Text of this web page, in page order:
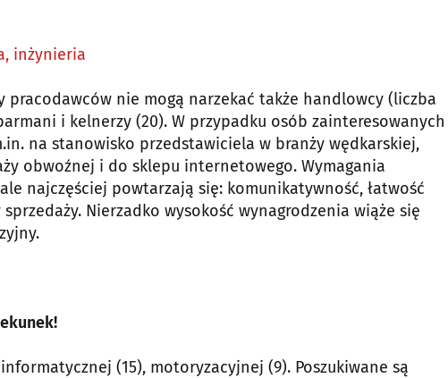
inżynieria
nie mogą narzekać także handlowcy (liczba
i kelnerzy (20). W przypadku osób zainteresowanych
na stanowisko przedstawiciela w branży wędkarskiej,
obwoźnej i do sklepu internetowego. Wymagania
najczęściej powtarzają się: komunikatywność, łatwość
Nierzadko wysokość wynagrodzenia wiąże się
(15), motoryzacyjnej (9). Poszukiwane są